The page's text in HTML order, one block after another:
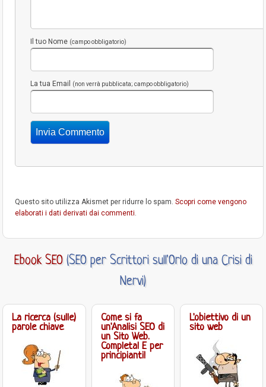
Il tuo Nome (campo obbligatorio)
La tua Email (non verrà pubblicata; campo obbligatorio)
Questo sito utilizza Akismet per ridurre lo spam.Scopri come vengono
elaborati i dati derivati dai commenti.
Ebook SEO(SEO per Scrittori sull'Orlo di una Crisi di
Nervi)
La ricerca (sulle)
parole chiave
Come si fa
un'Analisi SEO di
un Sito Web.
Completa! E per
principianti!
L'obiettivo di un
sito web